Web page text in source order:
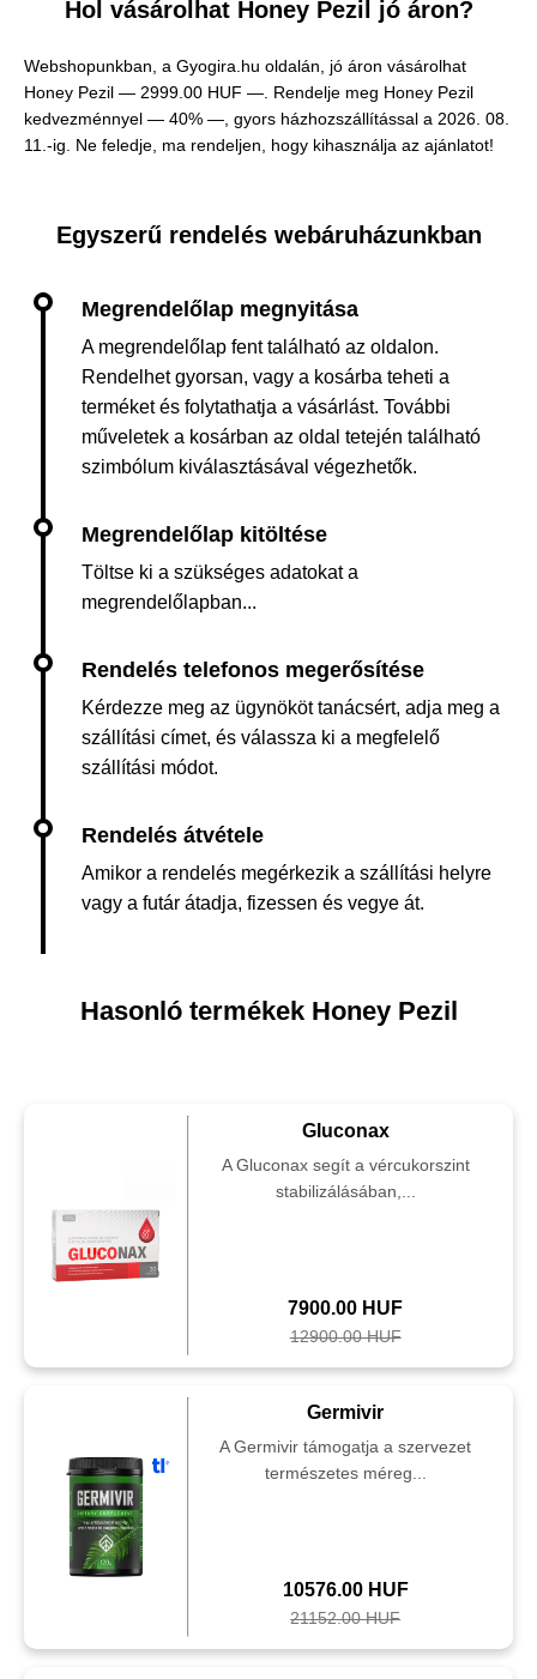
Hol vásárolhat Honey Pezil jó áron?
Webshopunkban, a Gyogira.hu oldalán, jó áron vásárolhat
Honey Pezil — 2999.00 HUF — . Rendelje meg Honey Pezil
kedvezménnyel — 40% —, gyors házhozszállítással a 2026. 08.
11.-ig. Ne feledje, ma rendeljen, hogy kihasználja az ajánlatot!
Egyszerű rendelés webáruházunkban
A megrendelőlap fent található az oldalon.
Rendelhet gyorsan, vagy a kosárba teheti a
terméket és folytathatja a vásárlást. További
műveletek a kosárban az oldal tetején található
szimbólum kiválasztásával végezhetők.
Töltse ki a szükséges adatokat a
megrendelőlapban...
Kérdezze meg az ügynököt tanácsért, adja meg a
szállítási címet, és válassza ki a megfelelő
szállítási módot.
Amikor a rendelés megérkezik a szállítási helyre
vagy a futár átadja, fizessen és vegye át.
Hasonló termékek Honey Pezil
Gluconax
A Gluconax segít a vércukorszint
stabilizálásában,...
7900.00 HUF
12900.00 HUF
Germivir
A Germivir támogatja a szervezet
természetes méreg...
10576.00 HUF
21152.00 HUF